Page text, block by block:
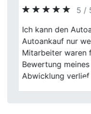
5
Der
Autoankauf
reibungslos. Die
und die
Previous